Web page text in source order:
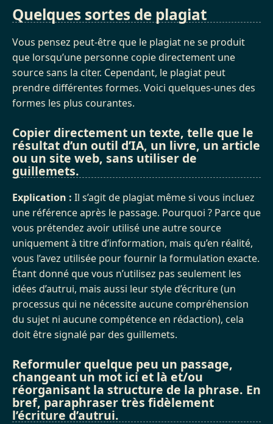
Quelques sortes de plagiat
Vous pensez peut-être que le plagiat ne se produit
que lorsqu’une personne copie directement une
source sans la citer. Cependant, le plagiat peut
prendre différentes formes. Voici quelques-unes des
formes les plus courantes.
Copier directement un texte, telle que le
résultat d’un outil d’IA, un livre, un article
ou un site web, sans utiliser de
guillemets.
Explication : Il s’agit de plagiat même si vous incluez
une référence après le passage. Pourquoi ? Parce que
vous prétendez avoir utilisé une autre source
uniquement à titre d’information, mais qu’en réalité,
vous l’avez utilisée pour fournir la formulation exacte.
Étant donné que vous n’utilisez pas seulement les
idées d’autrui, mais aussi leur style d’écriture (un
processus qui ne nécessite aucune compréhension
du sujet ni aucune compétence en rédaction), cela
doit être signalé par des guillemets.
Reformuler quelque peu un passage,
changeant un mot ici et là et/ou
réorganisant la structure de la phrase. En
bref, paraphraser très fidèlement
l’écriture d’autrui.